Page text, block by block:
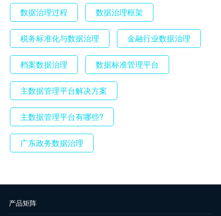
数据治理过程 数据治理框架
税务标准化与数据治理 金融行业数据治理
档案数据治理 数据标准管理平台
主数据管理平台解决方案
主数据管理平台有哪些?
广东政务数据治理
产品矩阵